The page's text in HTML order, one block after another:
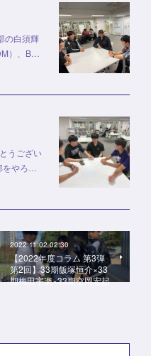
の白須輝
）、B…
うござい
やろ…
2022.11.02 02:30
【2022年度コラム 第3弾
第2回】33期飯塚恒介×33
期梅田宇楽×33期空岡宏起